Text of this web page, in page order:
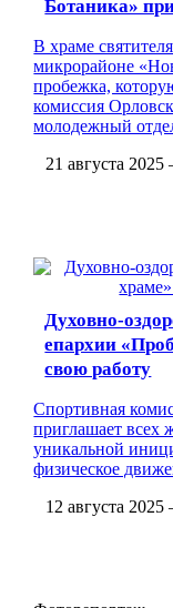
Ботаника»
В храме
микрорайоне
пробежка,
комиссия
молодежный
21 августа
Духовно-
епархии
свою работу
Спортивная
приглашает всех
уникальной
физическое
12 августа